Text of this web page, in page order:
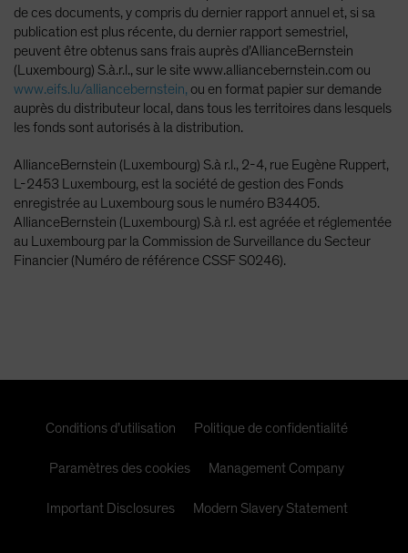
de ces documents, y compris du dernier rapport annuel et, si sa
publication est plus récente, du dernier rapport semestriel,
peuvent être obtenus sans frais auprès d’AllianceBernstein
(Luxembourg) S.à.r.l., sur le site www.alliancebernstein.com ou
www.eifs.lu/alliancebernstein, ou en format papier sur demande
auprès du distributeur local, dans tous les territoires dans lesquels
les fonds sont autorisés à la distribution.
AllianceBernstein (Luxembourg) S.à r.l., 2-4, rue Eugène Ruppert,
L-2453 Luxembourg, est la société de gestion des Fonds
enregistrée au Luxembourg sous le numéro B34405.
AllianceBernstein (Luxembourg) S.à r.l. est agréée et réglementée
au Luxembourg par la Commission de Surveillance du Secteur
Financier (Numéro de référence CSSF S0246).
Conditions d’utilisation Politique de confidentialité
Paramètres des cookies Management Company
Important Disclosures Modern Slavery Statement